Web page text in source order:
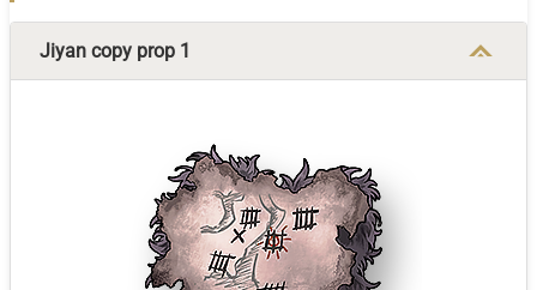
Jiyan copy prop 1